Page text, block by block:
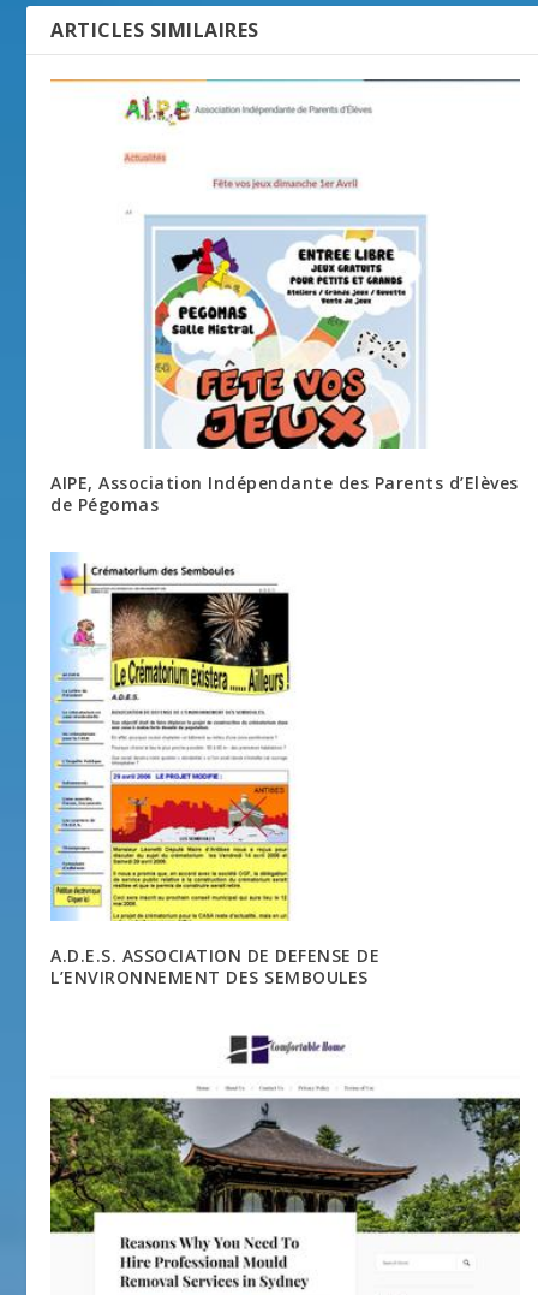
ARTICLES SIMILAIRES
AIPE, Association Indépendante des Parents d’Elèves
de Pégomas
A.D.E.S. ASSOCIATION DE DEFENSE DE
L’ENVIRONNEMENT DES SEMBOULES